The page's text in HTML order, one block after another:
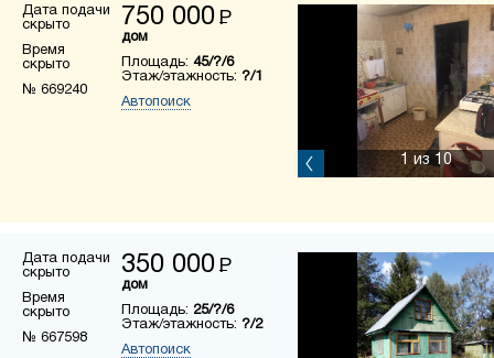
Дата подачи
скрыто
Время
скрыто
№ 669240
750 000 Р
дом
Площадь: 45/?/6
Этаж/этажность: ?/1
Автопоиск
1 из 10
Дата подачи
скрыто
Время
скрыто
№ 667598
350 000 Р
дом
Площадь: 25/?/6
Этаж/этажность: ?/2
Автопоиск